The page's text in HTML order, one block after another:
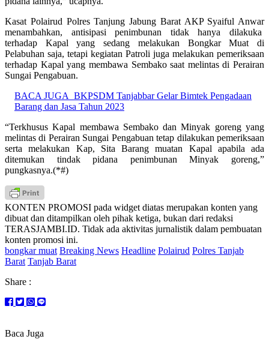
Kasat Polairud Polres Tanjung Jabung Barat AKP Syaiful Anwar
menambahkan, antisipasi penimbunan tidak hanya dilakuka
terhadap Kapal yang sedang melakukan Bongkar Muat di
Pelabuhan saja, tetapi kegiatan Patroli juga melakukan pemeriksaan
terhadap Kapal yang membawa Sembako saat melintas di Perairan
Sungai Pengabuan.
BACA JUGA BKPSDM Tanjabbar Gelar Bimtek Pengadaan
Barang dan Jasa Tahun 2023
“Terkhusus Kapal membawa Sembako dan Minyak goreng yang
melintas di Perairan Sungai Pengabuan tetap dilakukan pemeriksaan
serta melakukan Kap, Sita Barang muatan Kapal apabila ada
ditemukan tindak pidana penimbunan Minyak goreng,”
pungkasnya.(*#)
KONTEN PROMOSI pada widget diatas merupakan konten yang
dibuat dan ditampilkan oleh pihak ketiga, bukan dari redaksi
TERASJAMBI.ID. Tidak ada aktivitas jurnalistik dalam pembuatan
konten promosi ini.
bongkar muat Breaking News Headline Polairud Polres Tanjab
Barat Tanjab Barat
Share :
Baca Juga